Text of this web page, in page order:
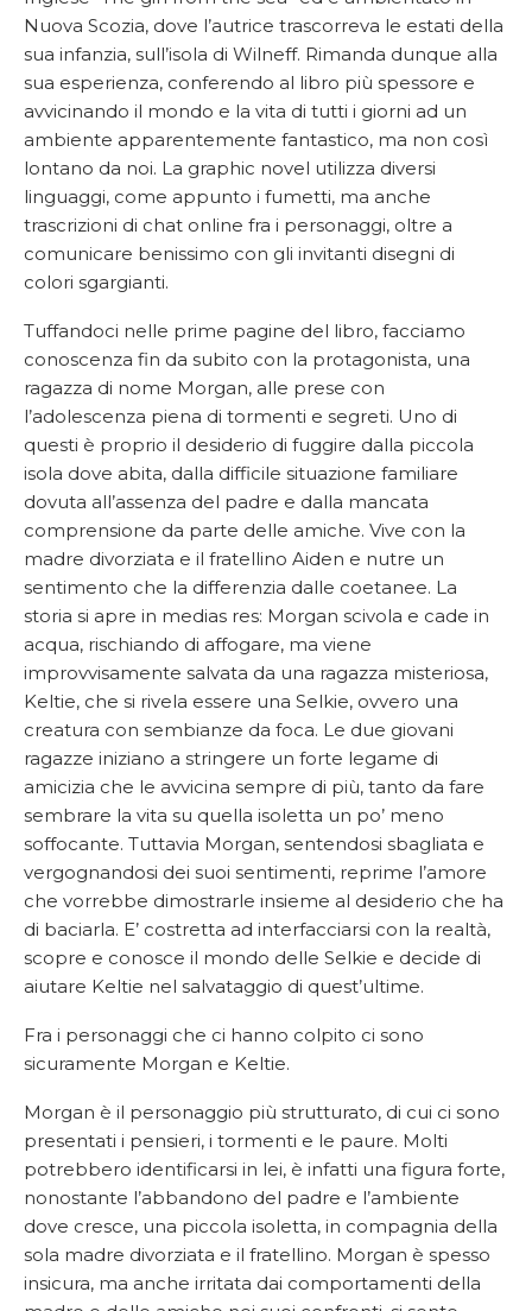
Nuova Scozia, dove l’autrice trascorreva le estati della
sua infanzia, sull’isola di Wilneff. Rimanda dunque alla
sua esperienza, conferendo al libro più spessore e
avvicinando il mondo e la vita di tutti i giorni ad un
ambiente apparentemente fantastico, ma non così
lontano da noi. La graphic novel utilizza diversi
linguaggi, come appunto i fumetti, ma anche
trascrizioni di chat online fra i personaggi, oltre a
comunicare benissimo con gli invitanti disegni di
colori sgargianti.
Tuffandoci nelle prime pagine del libro, facciamo
conoscenza fin da subito con la protagonista, una
ragazza di nome Morgan, alle prese con
l’adolescenza piena di tormenti e segreti. Uno di
questi è proprio il desiderio di fuggire dalla piccola
isola dove abita, dalla difficile situazione familiare
dovuta all’assenza del padre e dalla mancata
comprensione da parte delle amiche. Vive con la
madre divorziata e il fratellino Aiden e nutre un
sentimento che la differenzia dalle coetanee. La
storia si apre in medias res: Morgan scivola e cade in
acqua, rischiando di affogare, ma viene
improvvisamente salvata da una ragazza misteriosa,
Keltie, che si rivela essere una Selkie, ovvero una
creatura con sembianze da foca. Le due giovani
ragazze iniziano a stringere un forte legame di
amicizia che le avvicina sempre di più, tanto da fare
sembrare la vita su quella isoletta un po’ meno
soffocante. Tuttavia Morgan, sentendosi sbagliata e
vergognandosi dei suoi sentimenti, reprime l’amore
che vorrebbe dimostrarle insieme al desiderio che ha
di baciarla. E’ costretta ad interfacciarsi con la realtà,
scopre e conosce il mondo delle Selkie e decide di
aiutare Keltie nel salvataggio di quest’ultime.
Fra i personaggi che ci hanno colpito ci sono
sicuramente Morgan e Keltie.
Morgan è il personaggio più strutturato, di cui ci sono
presentati i pensieri, i tormenti e le paure. Molti
potrebbero identificarsi in lei, è infatti una figura forte,
nonostante l’abbandono del padre e l’ambiente
dove cresce, una piccola isoletta, in compagnia della
sola madre divorziata e il fratellino. Morgan è spesso
insicura, ma anche irritata dai comportamenti della